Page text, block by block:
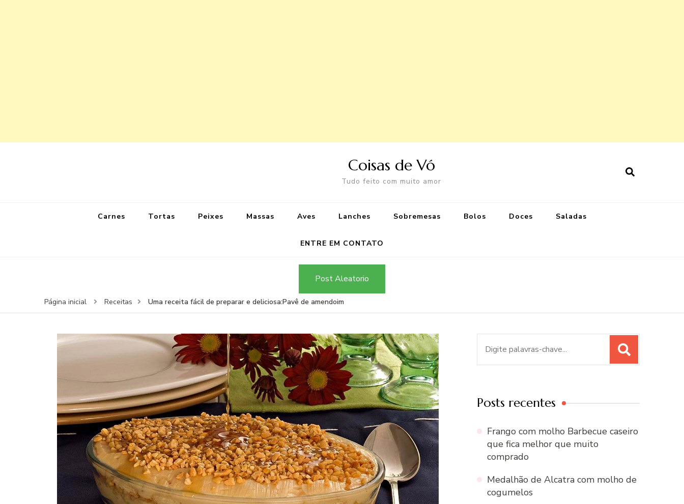
Coisas de Vó
Tudo feito com muito amor
Carnes Tortas Peixes Massas Aves Lanches Sobremesas Bolos Doces Saladas
ENTRE EM CONTATO
Post Aleatorio
Página inicial Receitas Uma receita fácil de preparar e deliciosa:Pavê de amendoim
Posts recentes
Frango com molho Barbecue caseiro
que fica melhor que muito
comprado
Medalhão de Alcatra com molho de
cogumelos